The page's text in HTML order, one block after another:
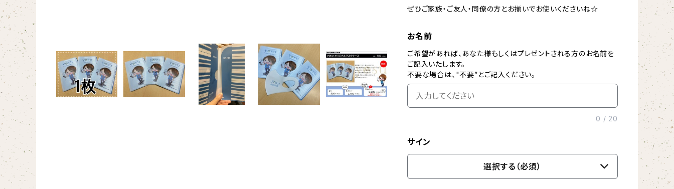
ぜひご家族・ご友人・同僚の方とお揃いでお使いくださいね☆
お名前
ご希望があれば、あなた様もしくはプレゼントされる方のお名前を
ご記入いたします。
不要な場合は、"不要”とご記入ください。
0 / 20
サイン
選択する（必須）